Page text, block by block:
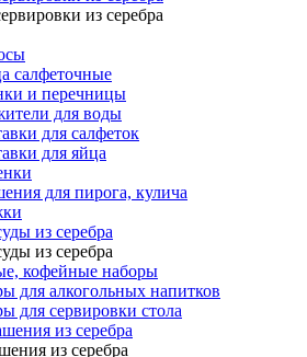
из серебра
салфеточные
и перечницы
для воды
для салфеток
для яйца
для пирога, кулича
из серебра
из серебра
кофейные наборы
для алкогольных напитков
для сервировки стола
из серебра
из серебра